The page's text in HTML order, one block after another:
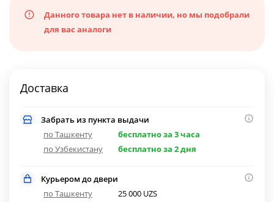
Данного товара нет в наличии, но мы подобрали
для вас аналоги
Доставка
Забрать из пункта выдачи
по Ташкенту
бесплатно за 3 часа
по Узбекистану
бесплатно за 2 дня
Курьером до двери
по Ташкенту
25 000 UZS